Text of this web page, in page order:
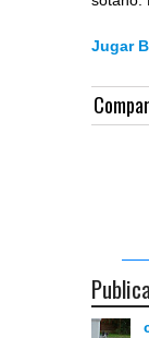
Jugar